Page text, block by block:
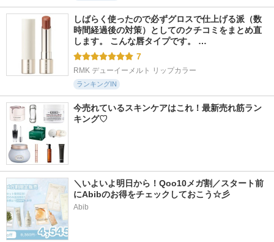
しばらく使ったので必ずグロスで仕上げる派（数
時間経過後の対策）としてのクチコミをまとめ直
します。 こんな唇タイプです。 …
7
RMK デューイーメルト リップカラー
ランキングIN
今売れているスキンケアはこれ！最新売れ筋ラン
キング♡
＼いよいよ明日から！Qoo10メガ割／スタート前
にAbibのお得をチェックしておこう☆彡
Abib